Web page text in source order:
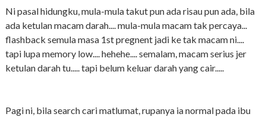
Ni pasal hidungku, mula-mula takut pun ada risau pun ada, bila
ada ketulan macam darah.... mula-mula macam tak percaya...
flashback semula masa 1st pregnent jadi ke tak macam ni....
tapi lupa memory low.... hehehe.... semalam, macam serius jer
ketulan darah tu..... tapi belum keluar darah yang cair.....
Pagi ni, bila search cari matlumat, rupanya ia normal pada ibu